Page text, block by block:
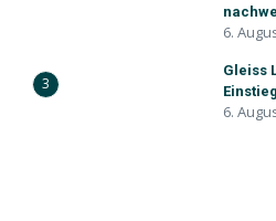
6.
3
Gleiss
6.